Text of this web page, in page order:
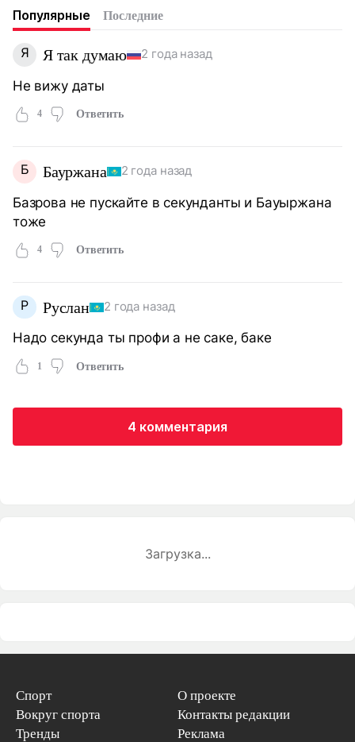
Популярные Последние
Я Я так думаю 2 года назад
Не вижу даты
4 Ответить
Б Бауржана 2 года назад
Базрова не пускайте в секунданты и Бауыржана
тоже
4 Ответить
Р Руслан 2 года назад
Надо секунда ты профи а не саке, баке
1 Ответить
4 комментария
Загрузка...
Спорт
Вокруг спорта
Тренды
О проекте
Контакты редакции
Реклама